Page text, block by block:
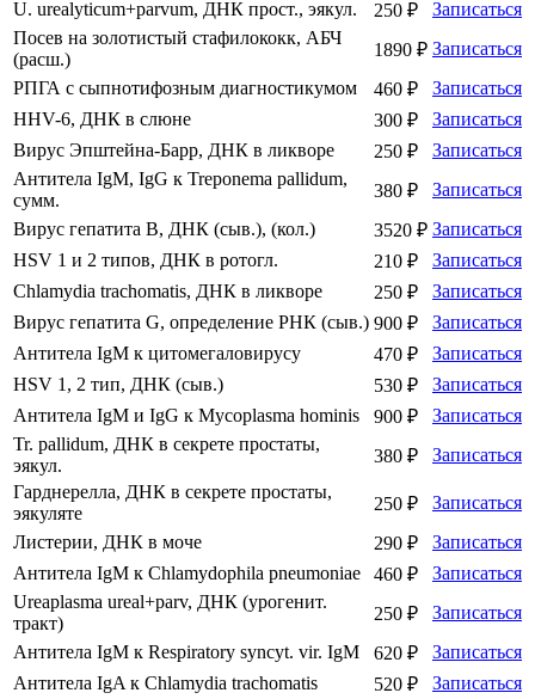
U. urealyticum+parvum, ДНК прост., эякул.
250 ₽
Записаться
Посев на золотистый стафилококк, АБЧ
(расш.)
1890 ₽ Записаться
РПГА с сыпнотифозным диагностикумом
460 ₽
Записаться
HHV-6, ДНК в слюне
300 ₽
Записаться
Вирус Эпштейна-Барр, ДНК в ликворе
250 ₽
Записаться
Антитела IgM, IgG к Treponema pallidum,
сумм.
380 ₽
Записаться
Вирус гепатита B, ДНК (сыв.), (кол.)
3520 ₽ Записаться
HSV 1 и 2 типов, ДНК в ротогл.
210 ₽
Записаться
Chlamydia trachomatis, ДНК в ликворе
250 ₽
Записаться
Вирус гепатита G, определение РНК (сыв.) 900 ₽
Записаться
Антитела IgM к цитомегаловирусу
470 ₽
Записаться
HSV 1, 2 тип, ДНК (сыв.)
530 ₽
Записаться
Антитела IgМ и IgG к Mycoplasma hominis
900 ₽
Записаться
Tr. pallidum, ДНК в секрете простаты,
эякул.
380 ₽
Записаться
Гарднерелла, ДНК в секрете простаты,
эякуляте
250 ₽
Записаться
Листерии, ДНК в моче
290 ₽
Записаться
Антитела IgM к Chlamydophila pneumoniae
460 ₽
Записаться
Ureaplasma ureal+parv, ДНК (урогенит.
тракт)
250 ₽
Записаться
Антитела IgM к Respiratory syncyt. vir. IgМ
620 ₽
Записаться
Антитела IgA к Chlamydia trachomatis
520 ₽
Записаться